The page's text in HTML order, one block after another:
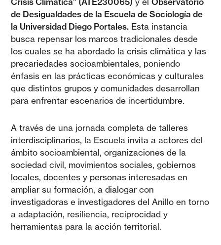
de Desigualdades de la Escuela de Sociología de
la Universidad Diego Portales. Esta instancia
busca repensar los marcos tradicionales desde
los cuales se ha abordado la crisis climática y las
precariedades socioambientales, poniendo
énfasis en las prácticas económicas y culturales
que distintos grupos y comunidades desarrollan
para enfrentar escenarios de incertidumbre.
A través de una jornada completa de talleres
interdisciplinarios, la Escuela invita a actores del
ámbito socioambiental, organizaciones de la
sociedad civil, movimientos sociales, gobiernos
locales, docentes y personas interesadas en
ampliar su formación, a dialogar con
investigadoras e investigadores del Anillo en torno
a adaptación, resiliencia, reciprocidad y
herramientas para la acción territorial.